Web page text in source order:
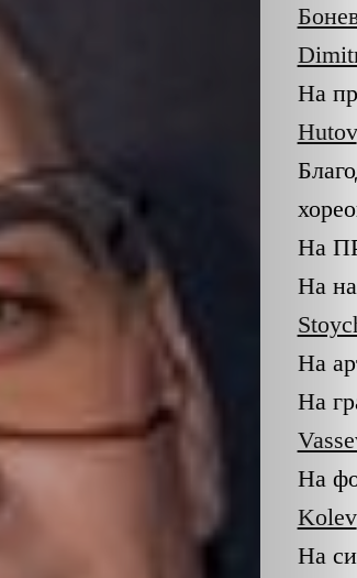
На
Hutov
На
На
На
На
На
Kolev
На